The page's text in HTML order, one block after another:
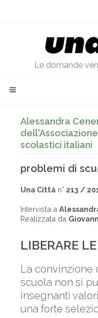
Le domande
Alessandra
scolastici italiani
problemi di
Una Città n° 213 /
Intervista a
Realizzata da
LIBERARE
La convinzione
scuola non si
insegnanti
una forte